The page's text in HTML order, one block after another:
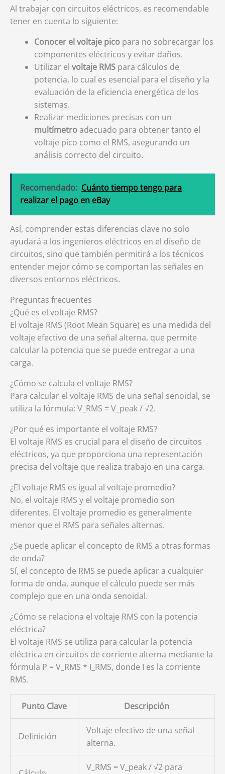
Al trabajar con circuitos eléctricos, es recomendable
tener en cuenta lo siguiente:
Conocer el voltaje pico para no sobrecargar los
componentes eléctricos y evitar daños.
Utilizar el voltaje RMS para cálculos de
potencia, lo cual es esencial para el diseño y la
evaluación de la eficiencia energética de los
sistemas.
Realizar mediciones precisas con un
multímetroadecuado para obtener tanto el
voltaje pico como el RMS, asegurando un
análisis correcto del circuito.
Recomendado: Cuánto tiempo tengo para
realizar el pago en eBay
Así, comprender estas diferencias clave no solo
ayudará a los ingenieros eléctricos en el diseño de
circuitos, sino que también permitirá a los técnicos
entender mejor cómo se comportan las señales en
diversos entornos eléctricos.
Preguntas frecuentes
¿Qué es el voltaje RMS?
El voltaje RMS (Root Mean Square) es una medida del
voltaje efectivo de una señal alterna, que permite
calcular la potencia que se puede entregar a una
carga.
¿Cómo se calcula el voltaje RMS?
Para calcular el voltaje RMS de una señal senoidal, se
utiliza la fórmula: V_RMS = V_peak / √2.
¿Por qué es importante el voltaje RMS?
El voltaje RMS es crucial para el diseño de circuitos
eléctricos, ya que proporciona una representación
precisa del voltaje que realiza trabajo en una carga.
¿El voltaje RMS es igual al voltaje promedio?
No, el voltaje RMS y el voltaje promedio son
diferentes. El voltaje promedio es generalmente
menor que el RMS para señales alternas.
¿Se puede aplicar el concepto de RMS a otras formas
de onda?
Sí, el concepto de RMS se puede aplicar a cualquier
forma de onda, aunque el cálculo puede ser más
complejo que en una onda senoidal.
¿Cómo se relaciona el voltaje RMS con la potencia
eléctrica?
El voltaje RMS se utiliza para calcular la potencia
eléctrica en circuitos de corriente alterna mediante la
fórmula P = V_RMS * I_RMS, donde I es la corriente
RMS.
Punto Clave Descripción
Definición
Voltaje efectivo de una señal
alterna.
V_RMS = V_peak / √2 para